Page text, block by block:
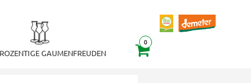
0
GAUMENFREUDEN